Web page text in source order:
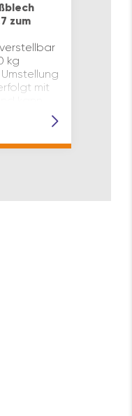
zum
kg
mit
am
we…